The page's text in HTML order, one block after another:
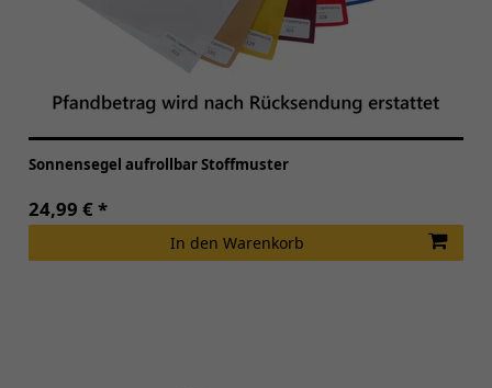
Sonnensegel aufrollbar Stoffmuster
24,99 € *
In den Warenkorb